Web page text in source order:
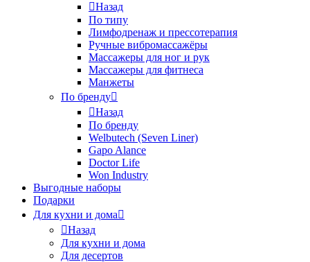
Назад
По типу
Лимфодренаж и прессотерапия
Ручные вибромассажёры
Массажеры для ног и рук
Массажеры для фитнеса
Манжеты
По бренду
Назад
По бренду
Welbutech (Seven Liner)
Gapo Alance
Doctor Life
Won Industry
Выгодные наборы
Подарки
Для кухни и дома
Назад
Для кухни и дома
Для десертов